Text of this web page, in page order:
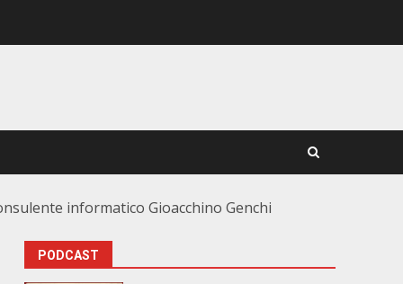
informatico Gioacchino Genchi
PODCAST